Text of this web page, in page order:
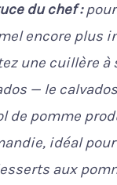
du chef :
encore plus
une cuillère à
— le
de pomme
idéal
aux